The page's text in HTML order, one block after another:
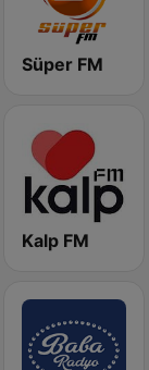
Süper FM
Kalp FM